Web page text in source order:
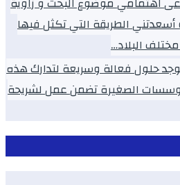
الطريقة التي تكثل فيها
البلاد…
حلول فعالة وسريعة لتدارك هذه
الصغيرة تضمن عمل لشريحة